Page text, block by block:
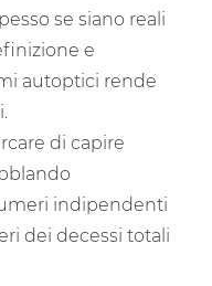
se siano reali
e
autoptici rende
di capire
indipendenti
dei decessi totali